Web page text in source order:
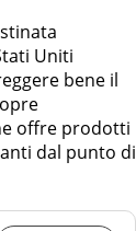
Uniti
bene il
offre prodotti
dal punto di